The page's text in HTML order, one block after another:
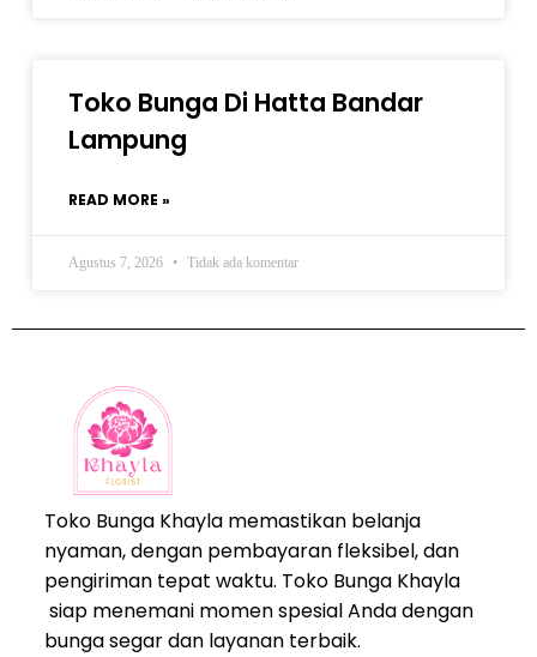
Toko Bunga Di Hatta Bandar
Lampung
READ MORE »
Agustus 7, 2026 Tidak ada komentar
Toko Bunga Khayla memastikan belanja
nyaman, dengan pembayaran fleksibel, dan
pengiriman tepat waktu. Toko Bunga Khayla
siap menemani momen spesial Anda dengan
bunga segar dan layanan terbaik.